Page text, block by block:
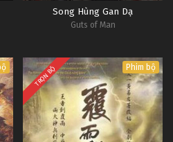
Song Hùng Gan Dạ
Guts of Man
TRỌN BỘ Phim bộ